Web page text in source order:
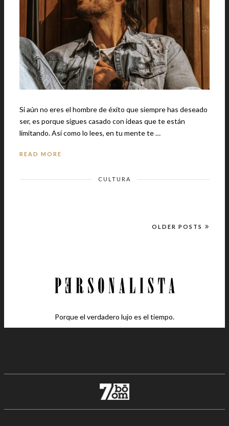
Si aún no eres el hombre de éxito que siempre has deseado
ser, es porque sigues casado con ideas que te están
limitando. Así como lo lees, en tu mente te …
READ MORE
CULTURA
OLDER POSTS
Porque el verdadero lujo es el tiempo.